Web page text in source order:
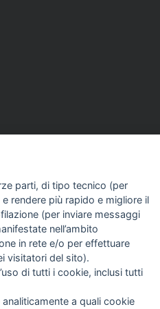
23 Mag 2026
di Falcone e Borsellino
etico»
INTELLIGENZA
parti, di tipo tecnico (per
rendere più rapido e migliore il
(per inviare messaggi
nell’ambito
in rete e/o per effettuare
visitatori del sito).
di tutti i cookie, inclusi tutti
a quali cookie